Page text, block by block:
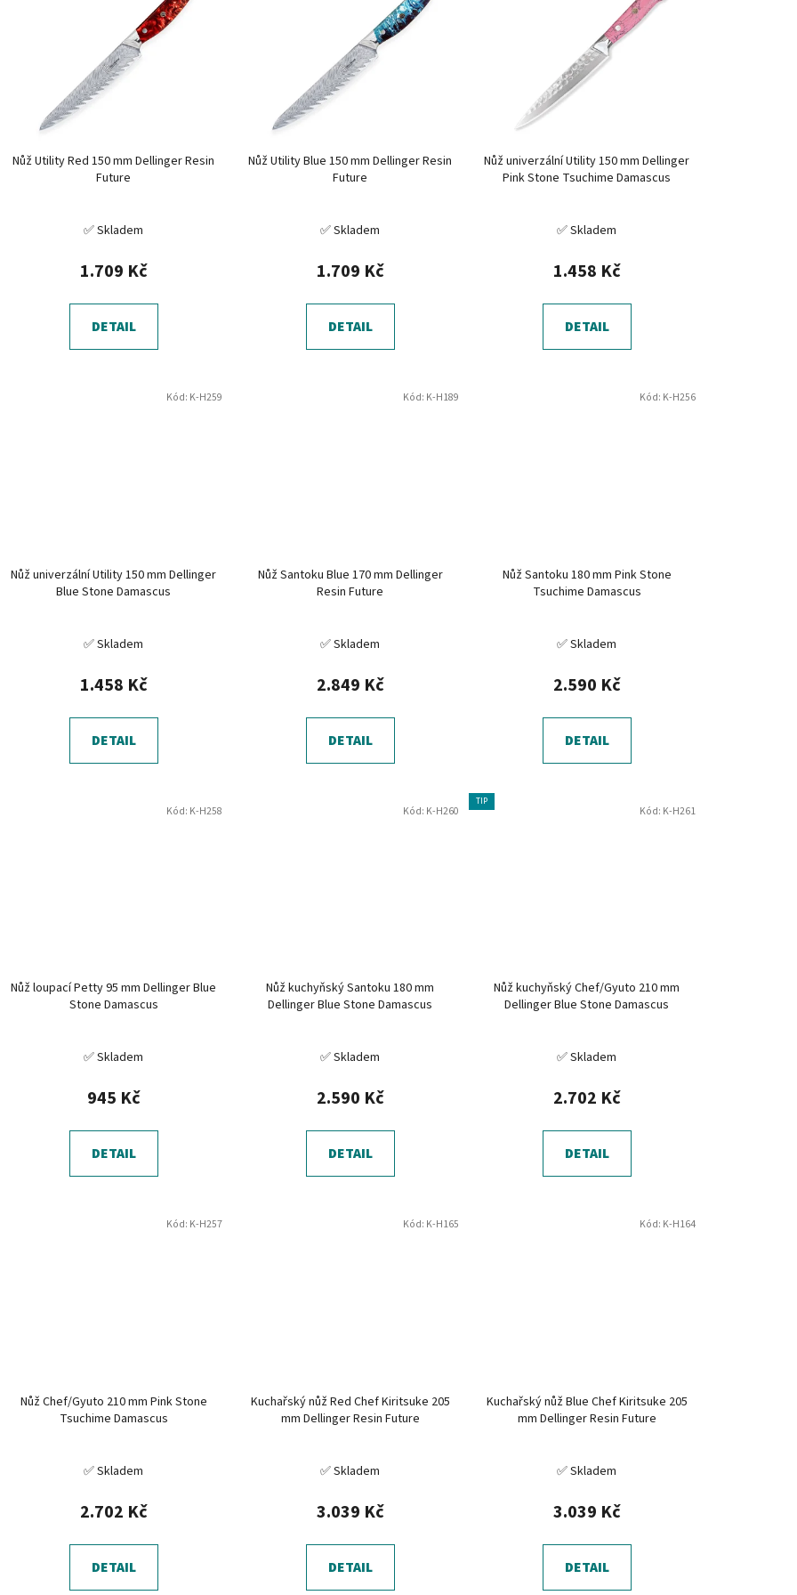
k
Nůž Utility Red 150 mm Dellinger Resin
Future
✅ Skladem
1.709 Kč
DETAIL
Nůž Utility Blue 150 mm Dellinger Resin
Future
✅ Skladem
1.709 Kč
DETAIL
Nůž univerzální Utility 150 mm Dellinger
Pink Stone Tsuchime Damascus
✅ Skladem
1.458 Kč
DETAIL
Nůž univerzální Utility 150 mm Dellinger
Blue Stone Damascus
✅ Skladem
1.458 Kč
DETAIL
Kód: K-H259
Nůž Santoku Blue 170 mm Dellinger
Resin Future
✅ Skladem
2.849 Kč
DETAIL
Kód: K-H189
Nůž Santoku 180 mm Pink Stone
Tsuchime Damascus
✅ Skladem
2.590 Kč
DETAIL
Kód: K-H256
Nůž loupací Petty 95 mm Dellinger Blue
Stone Damascus
✅ Skladem
945 Kč
DETAIL
Kód: K-H258
Nůž kuchyňský Santoku 180 mm
Dellinger Blue Stone Damascus
✅ Skladem
2.590 Kč
DETAIL
Kód: K-H260
TIP
Nůž kuchyňský Chef/Gyuto 210 mm
Dellinger Blue Stone Damascus
✅ Skladem
2.702 Kč
DETAIL
Kód: K-H261
Nůž Chef/Gyuto 210 mm Pink Stone
Tsuchime Damascus
✅ Skladem
2.702 Kč
DETAIL
Kód: K-H257
Kuchařský nůž Red Chef Kiritsuke 205
mm Dellinger Resin Future
✅ Skladem
3.039 Kč
DETAIL
Kód: K-H165
Kuchařský nůž Blue Chef Kiritsuke 205
mm Dellinger Resin Future
✅ Skladem
3.039 Kč
DETAIL
Kód: K-H164